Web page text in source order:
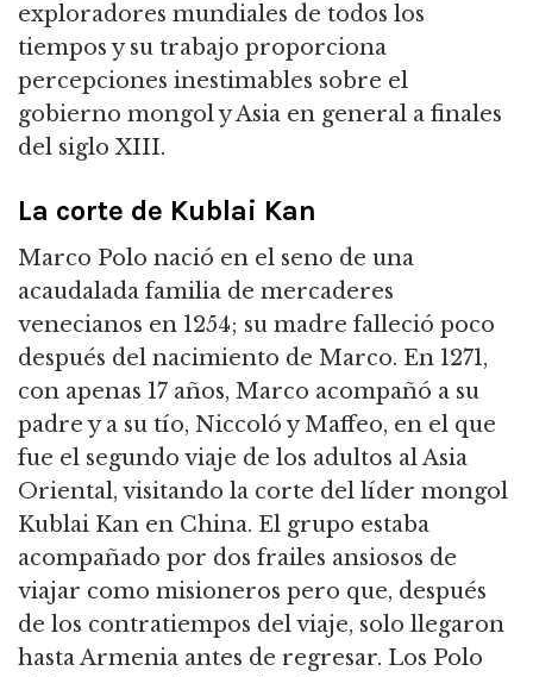
exploradores mundiales de todos los
tiempos y su trabajo proporciona
percepciones inestimables sobre el
gobierno mongol y Asia en general a finales
del siglo XIII.
La corte de Kublai Kan
Marco Polo nació en el seno de una
acaudalada familia de mercaderes
venecianos en 1254; su madre falleció poco
después del nacimiento de Marco. En 1271,
con apenas 17 años, Marco acompañó a su
padre y a su tío, Niccoló y Maffeo, en el que
fue el segundo viaje de los adultos al Asia
Oriental, visitando la corte del líder mongol
Kublai Kan en China. El grupo estaba
acompañado por dos frailes ansiosos de
viajar como misioneros pero que, después
de los contratiempos del viaje, solo llegaron
hasta Armenia antes de regresar. Los Polo